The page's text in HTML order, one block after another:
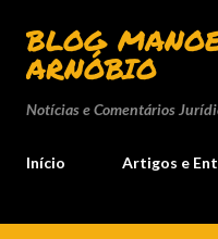
Pular para
BLOG
ARNÓBIO
Notícias e Comentários
Início Artigos e